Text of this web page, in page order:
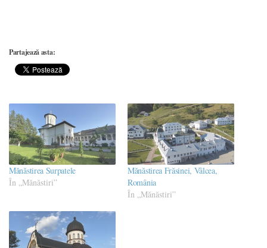
Partajează asta:
Mănăstirea Surpatele
În „Mănăstiri”
Mănăstirea Frăsinei, Vâlcea,
România
În „Mănăstiri”